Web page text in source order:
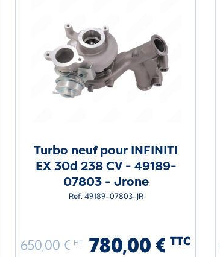
Turbo neuf pour INFINITI
EX 30d 238 CV - 49189-
07803 - Jrone
Ref. 49189-07803-JR
650,00 € HT 780,00 € TTC